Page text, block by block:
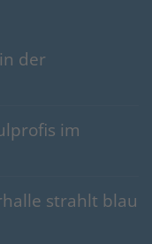
der
im
strahlt blau